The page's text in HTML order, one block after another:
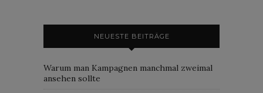
NEUESTE BEITRÄGE
Warum man Kampagnen manchmal zweimal
ansehen sollte